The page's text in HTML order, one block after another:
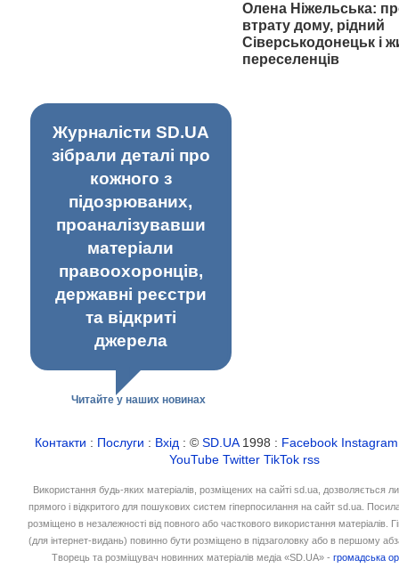
Олена Ніжельська:
втрату дому, рідний
Сіверськодонецьк і
переселенців
Журналісти SD.UA
зібрали деталі про
кожного з
підозрюваних,
проаналізувавши
матеріали
правоохоронців,
державні реєстри
та відкриті
джерела
Читайте у наших новинах
Контакти : Послуги : Вхід : ©SD.UA1998 : Facebook Instagram
YouTube Twitter TikTok rss
Використання будь-яких матеріалів, розміщених на сайті sd.ua, дозволяється
прямого і відкритого для пошукових систем гіперпосилання на сайт sd.ua.
розміщено в незалежності від повного або часткового використання матеріалів.
(для інтернет-видань) повинно бути розміщено в підзаголовку або в першому
Творець та розміщувач новинних матеріалів медіа «SD.UA» -громадська